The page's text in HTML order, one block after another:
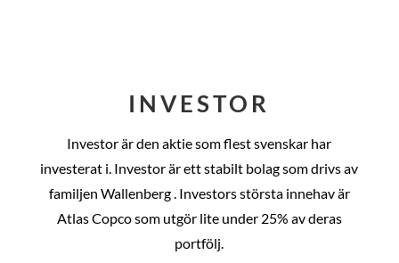
INVESTOR
Investor är den aktie som flest svenskar har
investerat i. Investor är ett stabilt bolag som drivs av
familjen Wallenberg . Investors största innehav är
Atlas Copco som utgör lite under 25% av deras
portfölj.